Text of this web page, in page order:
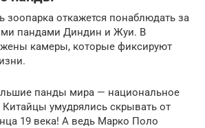
зоопарка откажется понаблюдать за
пандами Диндин и Жуи. В
камеры, которые фиксируют
панды мира — национальное
умудрялись скрывать от
19 века! А ведь Марко Поло